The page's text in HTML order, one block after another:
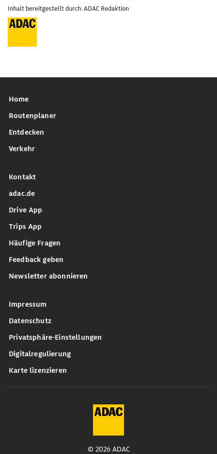
Inhalt bereitgestellt durch: ADAC Redaktion
Home
Routenplaner
Entdecken
Verkehr
Kontakt
adac.de
Drive App
Trips App
Häufige Fragen
Feedback geben
Newsletter abonnieren
Impressum
Datenschutz
Privatsphäre-Einstellungen
Digitalregulierung
Karte lizenzieren
© 2026 ADAC